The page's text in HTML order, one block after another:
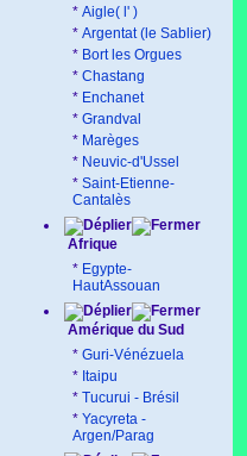
* Aigle( l' )
* Argentat (le Sablier)
* Bort les Orgues
* Chastang
* Enchanet
* Grandval
* Marèges
* Neuvic-d'Ussel
* Saint-Etienne-
Cantalès
Afrique
* Egypte-
HautAssouan
Amérique du Sud
* Guri-Vénézuela
* Itaipu
* Tucurui - Brésil
* Yacyreta -
Argen/Parag